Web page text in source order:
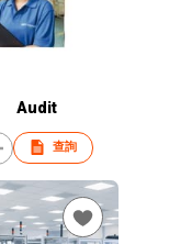
Audit
查詢